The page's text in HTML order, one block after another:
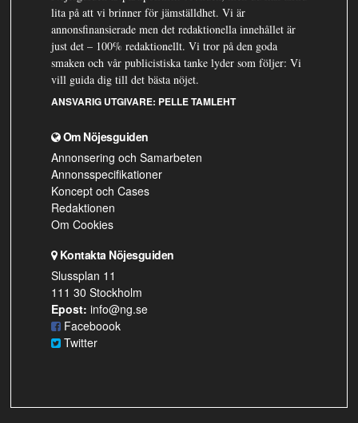
lita på att vi brinner för jämställdhet. Vi är
annonsfinansierade men det redaktionella innehållet är
just det – 100% redaktionellt. Vi tror på den goda
smaken och vår publicistiska tanke lyder som följer: Vi
vill guida dig till det bästa nöjet.
ANSVARIG UTGIVARE: PELLE TAMLEHT
Om Nöjesguiden
Annonsering och Samarbeten
Annonsspecifikationer
Koncept och Cases
Redaktionen
Om Cookies
Kontakta Nöjesguiden
Slussplan 11
111 30 Stockholm
Epost: info@ng.se
Faceboook
Twitter